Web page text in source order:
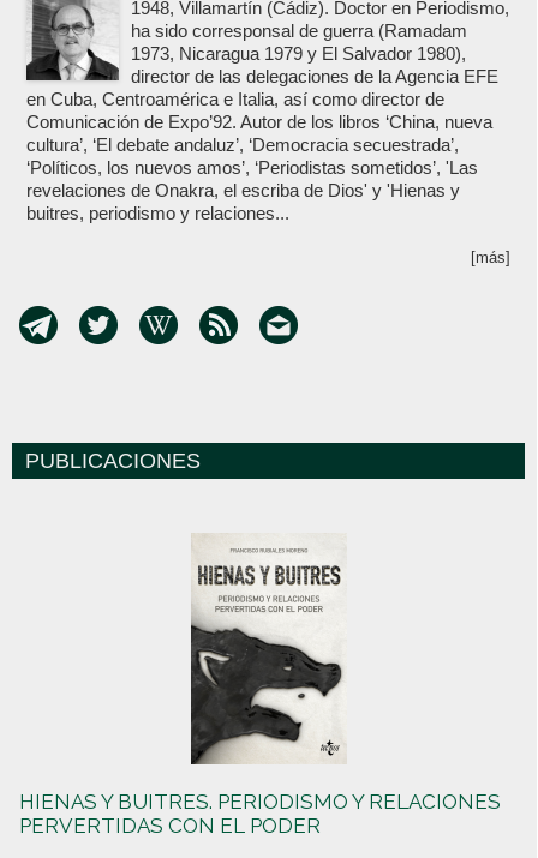
1948, Villamartín (Cádiz). Doctor en Periodismo,
ha sido corresponsal de guerra (Ramadam
1973, Nicaragua 1979 y El Salvador 1980),
director de las delegaciones de la Agencia EFE
en Cuba, Centroamérica e Italia, así como director de
Comunicación de Expo’92. Autor de los libros ‘China, nueva
cultura’, ‘El debate andaluz’, ‘Democracia secuestrada’,
‘Políticos, los nuevos amos’, ‘Periodistas sometidos’, 'Las
revelaciones de Onakra, el escriba de Dios' y 'Hienas y
buitres, periodismo y relaciones...
[más]
PUBLICACIONES
HIENAS Y BUITRES. PERIODISMO Y RELACIONES
PERVERTIDAS CON EL PODER